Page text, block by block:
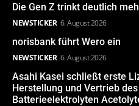
Die Gen Z trinkt deutlich
NEWSTICKER 6. August 2026
norisbank führt Wero ein
NEWSTICKER 6. August 2026
Asahi Kasei schließt erste
Herstellung und Vertrieb
Batterieelektrolyten